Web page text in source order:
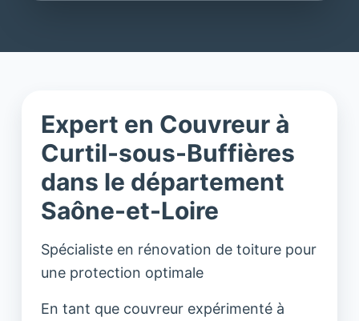
Expert en Couvreur à
Curtil-sous-Buffières
dans le département
Saône-et-Loire
Spécialiste en rénovation de toiture pour
une protection optimale
En tant que couvreur expérimenté à